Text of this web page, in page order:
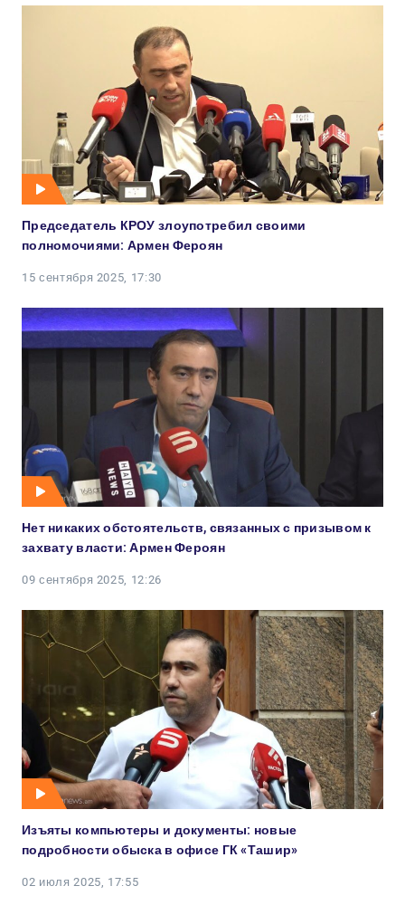
Председатель КРОУ злоупотребил своими
полномочиями: Армен Фероян
15 сентября 2025, 17:30
Нет никаких обстоятельств, связанных с призывом к
захвату власти: Армен Фероян
09 сентября 2025, 12:26
Изъяты компьютеры и документы: новые
подробности обыска в офисе ГК «Ташир»
02 июля 2025, 17:55